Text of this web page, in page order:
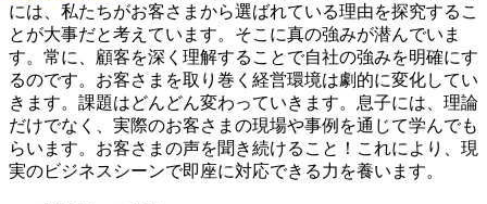
には、私たちがお客さまから選ばれている理由を探究するこ
とが大事だと考えています。そこに真の強みが潜んでいま
す。常に、顧客を深く理解することで自社の強みを明確にす
るのです。お客さまを取り巻く経営環境は劇的に変化してい
きます。課題はどんどん変わっていきます。息子には、理論
だけでなく、実際のお客さまの現場や事例を通じて学んでも
らいます。お客さまの声を聞き続けること！これにより、現
実のビジネスシーンで即座に対応できる力を養います。